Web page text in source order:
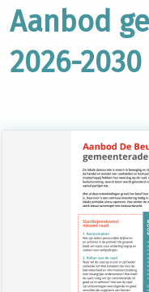
Aanbod
2026-2030